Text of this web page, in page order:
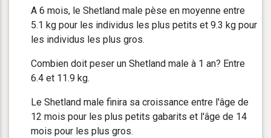
A 6 mois, le Shetland male pèse en moyenne entre
5.1 kg pour les individus les plus petits et 9.3 kg pour
les individus les plus gros.
Combien doit peser un Shetland male à 1 an? Entre
6.4 et 11.9 kg.
Le Shetland male finira sa croissance entre l'âge de
12 mois pour les plus petits gabarits et l'âge de 14
mois pour les plus gros.